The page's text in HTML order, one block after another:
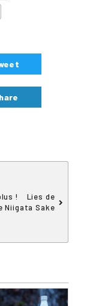
! Lies de
Niigata Sake